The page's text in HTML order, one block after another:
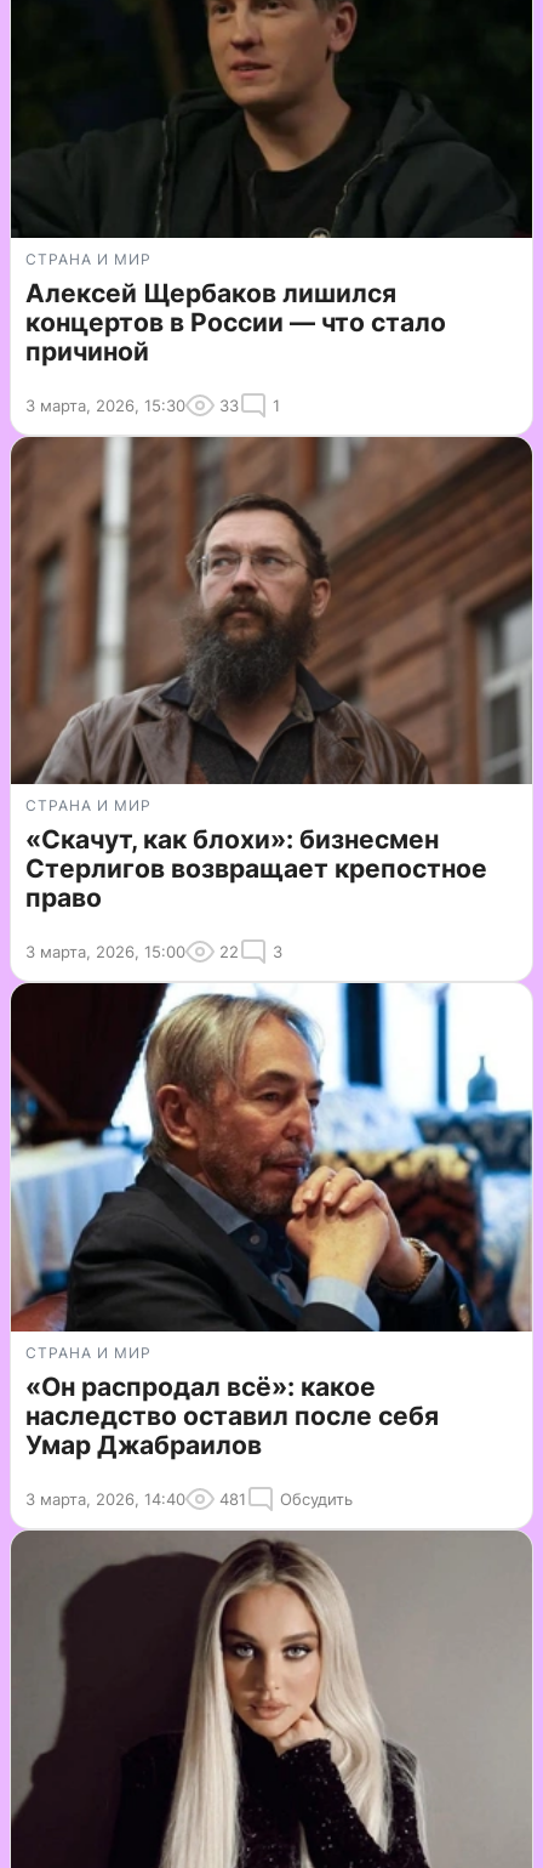
СТРАНА И МИР
Алексей Щербаков лишился
концертов в России — что стало
причиной
3 марта, 2026, 15:30 33 1
СТРАНА И МИР
«Скачут, как блохи»: бизнесмен
Стерлигов возвращает крепостное
право
3 марта, 2026, 15:00 22 3
СТРАНА И МИР
«Он распродал всё»: какое
наследство оставил после себя
Умар Джабраилов
3 марта, 2026, 14:40 481 Обсудить